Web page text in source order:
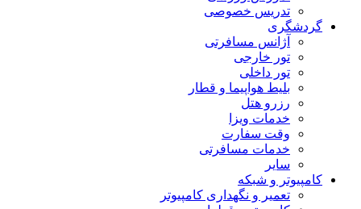
تدریس خصوصی
گردشگری
آژانس مسافرتی
تور خارجی
تور داخلی
بلیط هواپیما و قطار
رزرو هتل
خدمات ویزا
وقت سفارت
خدمات مسافرتی
سایر
کامپیوتر و شبکه
تعمیر و نگهداری کامپیوتر